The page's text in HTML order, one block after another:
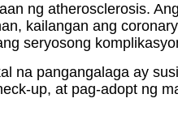
ng atherosclerosis.
kailangan ang
seryosong
na pangangalaga ay
up, at pag-adopt ng